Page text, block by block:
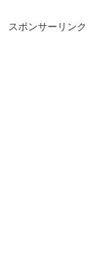
スポンサーリンク